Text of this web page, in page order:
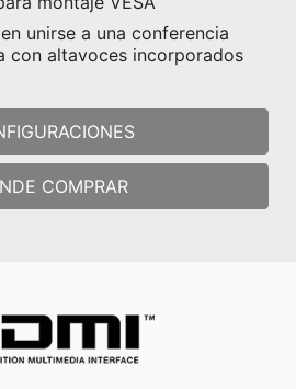
unirse a una conferencia
con altavoces incorporados
COMPRAR